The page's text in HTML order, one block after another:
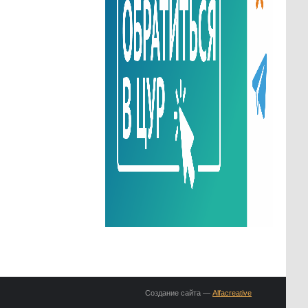
Создание сайта —Alfacreative